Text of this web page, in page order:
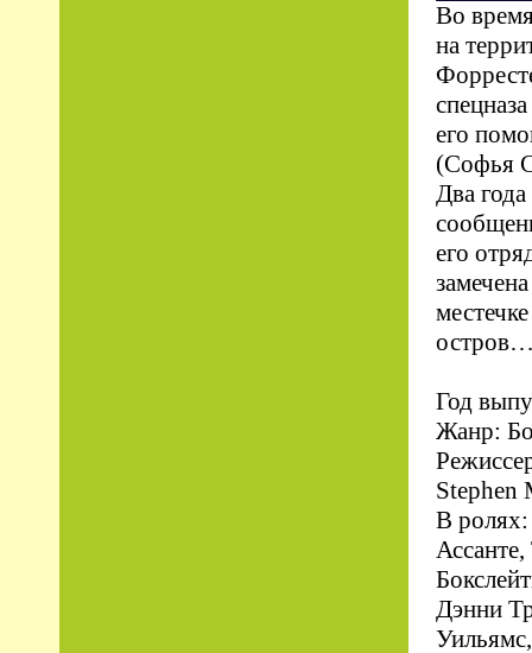
Во
на
его
(Софья
Два
его
Год
Жанр:
Stephen
В
Дэнни